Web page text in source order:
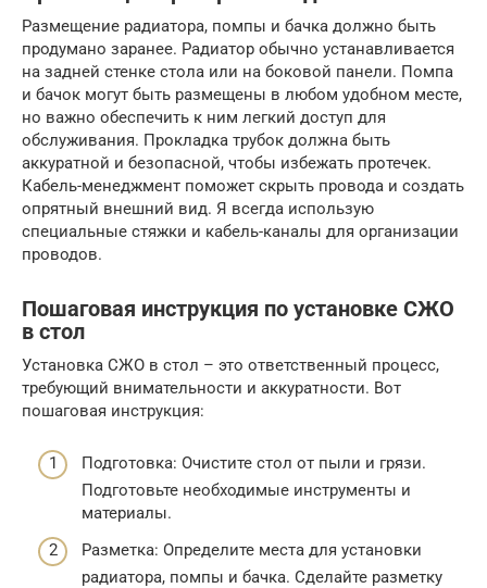
Размещение радиатора, помпы и бачка должно быть
продумано заранее. Радиатор обычно устанавливается
на задней стенке стола или на боковой панели. Помпа
и бачок могут быть размещены в любом удобном месте,
но важно обеспечить к ним легкий доступ для
обслуживания. Прокладка трубок должна быть
аккуратной и безопасной, чтобы избежать протечек.
Кабель-менеджмент поможет скрыть провода и создать
опрятный внешний вид. Я всегда использую
специальные стяжки и кабель-каналы для организации
проводов.
Пошаговая инструкция по установке СЖО
в стол
Установка СЖО в стол – это ответственный процесс,
требующий внимательности и аккуратности. Вот
пошаговая инструкция:
Подготовка: Очистите стол от пыли и грязи.
Подготовьте необходимые инструменты и
материалы.
Разметка: Определите места для установки
радиатора, помпы и бачка. Сделайте разметку